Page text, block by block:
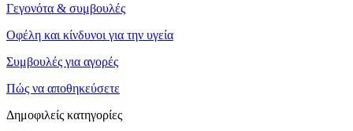
Γεγονότα & συμβουλές
Οφέλη και κίνδυνοι για την υγεία
Συμβουλές για αγορές
Πώς να αποθηκεύσετε
Δημοφιλείς κατηγορίες